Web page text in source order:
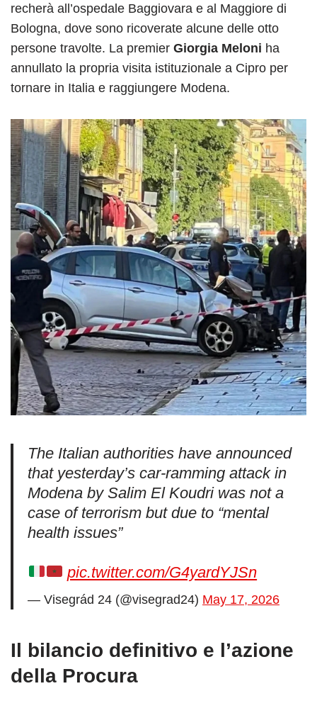
recherà all’ospedale Baggiovara e al Maggiore di
Bologna, dove sono ricoverate alcune delle otto
persone travolte. La premier Giorgia Meloni ha
annullato la propria visita istituzionale a Cipro per
tornare in Italia e raggiungere Modena.
The Italian authorities have announced
that yesterday’s car-ramming attack in
Modena by Salim El Koudri was not a
case of terrorism but due to “mental
health issues”
pic.twitter.com/G4yardYJSn
— Visegrád 24 (@visegrad24) May 17, 2026
Il bilancio definitivo e l’azione
della Procura